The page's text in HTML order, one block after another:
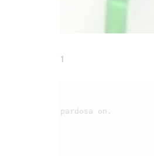
1
pardosa on.